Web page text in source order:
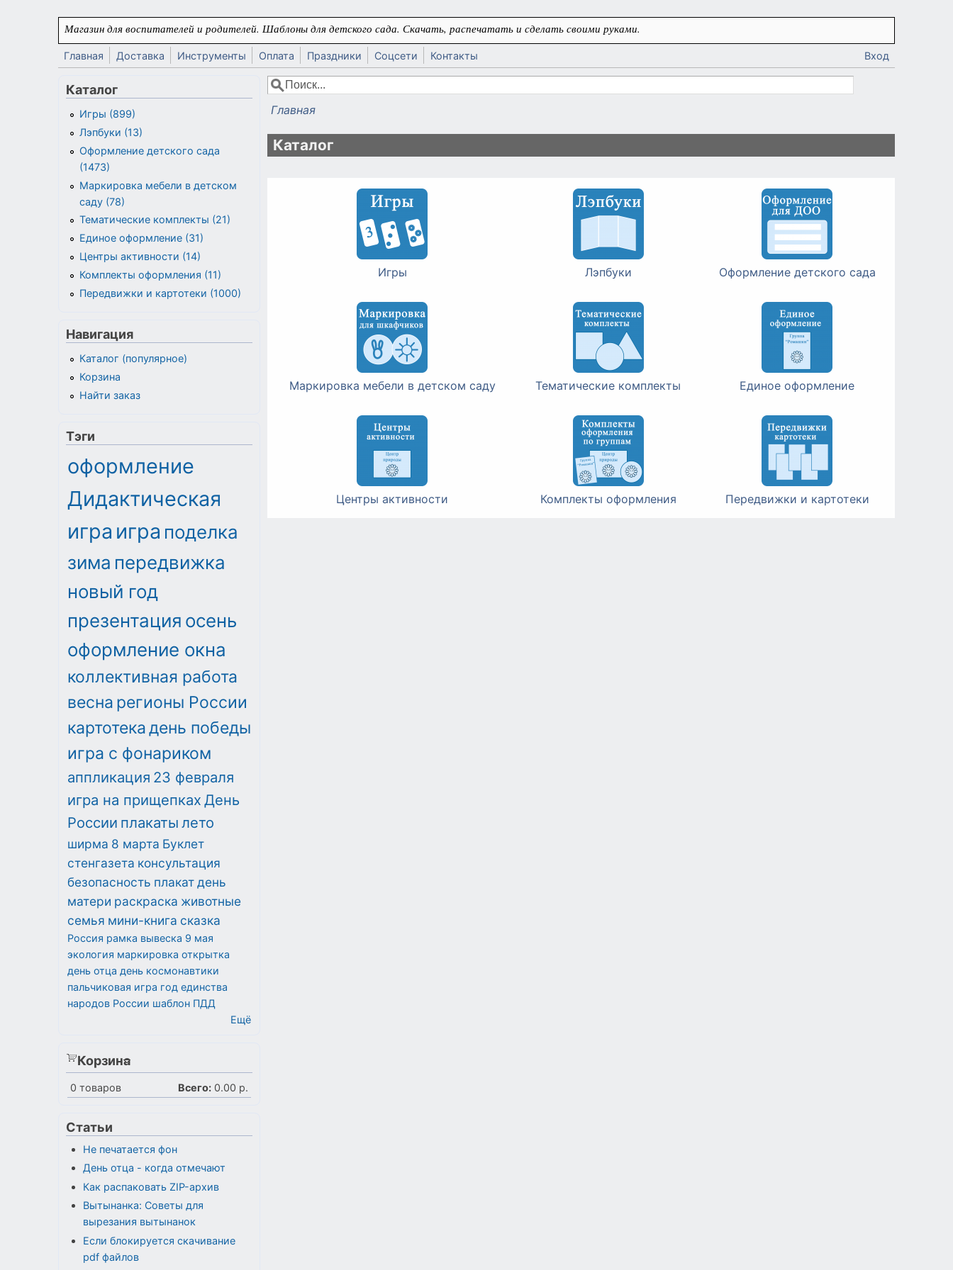
Перейти к основному содержанию
Магазин для воспитателей и родителей. Шаблоны для детского сада. Скачать, распечатать и сделать своими руками.
Главная Доставка Инструменты Оплата Праздники Соцсети Контакты Вход
Форма поиска
Поиск
Вы здесь
Главная
Каталог
Игры Лэпбуки Оформление детского сада
Маркировка мебели в детском саду Тематические комплекты Единое оформление
Центры активности Комплекты оформления Передвижки и картотеки
Каталог
Игры (899)
Лэпбуки (13)
Оформление детского сада
(1473)
Маркировка мебели в детском
саду (78)
Тематические комплекты (21)
Единое оформление (31)
Центры активности (14)
Комплекты оформления (11)
Передвижки и картотеки (1000)
Навигация
Каталог (популярное)
Корзина
Найти заказ
Тэги
оформление
Дидактическая
игра игра поделка
зима передвижка
новый год
презентация осень
оформление окна
коллективная работа
весна регионы России
картотекадень победы
игра с фонариком
аппликация 23 февраля
игра на прищепках День
России плакаты лето
ширма 8 марта Буклет
стенгазета консультация
безопасность плакатдень
матери раскраска животные
семья мини-книга сказка
Россия рамка вывеска 9 мая
экология маркировка открытка
день отца день космонавтики
пальчиковая игра год единства
народов России шаблон ПДД
Ещё
Корзина
0 товаров Всего: 0.00 р.
Статьи
Не печатается фон
День отца - когда отмечают
Как распаковать ZIP-архив
Вытынанка: Советы для
вырезания вытынанок
Если блокируется скачивание
pdf файлов